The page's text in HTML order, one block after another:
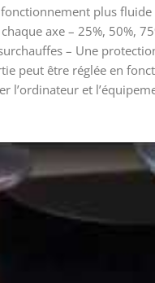
plus
axe – 25%, 50%,
– Une
peut être réglée en
et